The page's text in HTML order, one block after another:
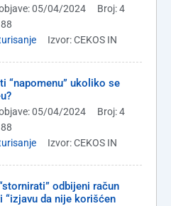
05/04/2024
Broj: 4
Izvor: CEKOS IN
“napomenu” ukoliko se
05/04/2024
Broj: 4
Izvor: CEKOS IN
odbijeni račun
“izjavu da nije korišćen